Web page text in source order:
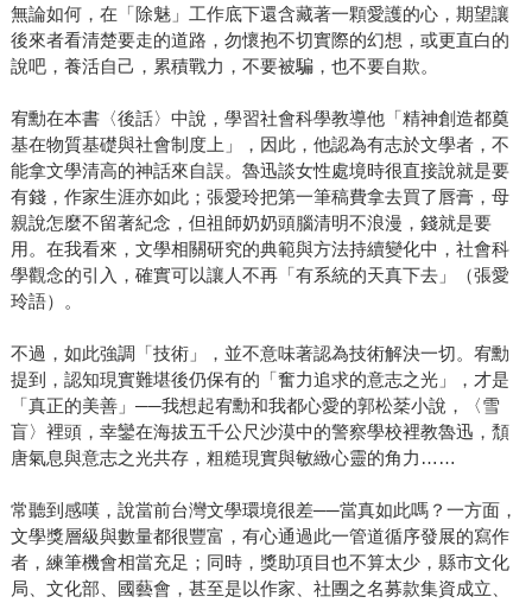
無論如何，在「除魅」工作底下還含藏著一顆愛護的心，期望讓
後來者看清楚要走的道路，勿懷抱不切實際的幻想，或更直白的
說吧，養活自己，累積戰力，不要被騙，也不要自欺。
宥勳在本書〈後話〉中說，學習社會科學教導他「精神創造都奠
基在物質基礎與社會制度上」，因此，他認為有志於文學者，不
能拿文學清高的神話來自誤。魯迅談女性處境時很直接說就是要
有錢，作家生涯亦如此；張愛玲把第一筆稿費拿去買了唇膏，母
親說怎麼不留著紀念，但祖師奶奶頭腦清明不浪漫，錢就是要
用。在我看來，文學相關研究的典範與方法持續變化中，社會科
學觀念的引入，確實可以讓人不再「有系統的天真下去」（張愛
玲語）。
不過，如此強調「技術」，並不意味著認為技術解決一切。宥勳
提到，認知現實難堪後仍保有的「奮力追求的意志之光」，才是
「真正的美善」──我想起宥勳和我都心愛的郭松棻小說，〈雪
盲〉裡頭，幸鑾在海拔五千公尺沙漠中的警察學校裡教魯迅，頹
唐氣息與意志之光共存，粗糙現實與敏緻心靈的角力……
常聽到感嘆，說當前台灣文學環境很差──當真如此嗎？一方面，
文學獎層級與數量都很豐富，有心通過此一管道循序發展的寫作
者，練筆機會相當充足；同時，獎助項目也不算太少，縣市文化
局、文化部、國藝會，甚至是以作家、社團之名募款集資成立、